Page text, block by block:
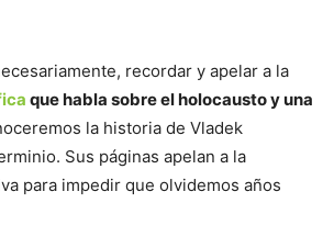
recordar y apelar a la
que habla sobre el holocausto y una
la historia de Vladek
Sus páginas apelan a la
para impedir que olvidemos años